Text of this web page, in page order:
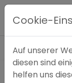
Hauptmenü
Blog
Blog»Ängste
Moderne
Cookie-
Auf unserer
diesen sind
helfen uns